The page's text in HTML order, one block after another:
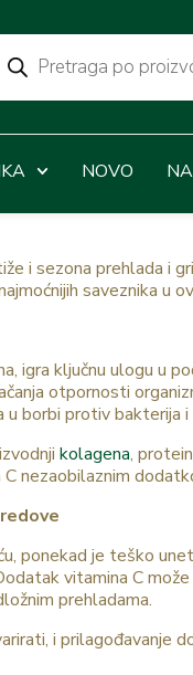
NOVO
i sezona prehlada i
saveznika u
igra ključnu ulogu u
otpornosti
u borbi protiv bakterija i
kolagena,
nezaobilaznim
ponekad je teško
vitamina C
prehladama.
i prilagođavanje